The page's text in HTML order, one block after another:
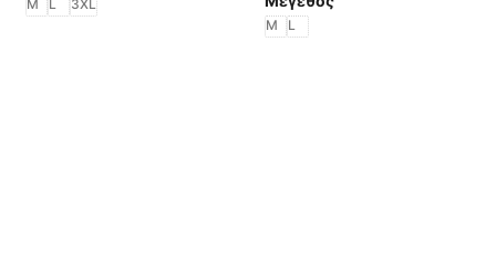
M L 3XL
M L